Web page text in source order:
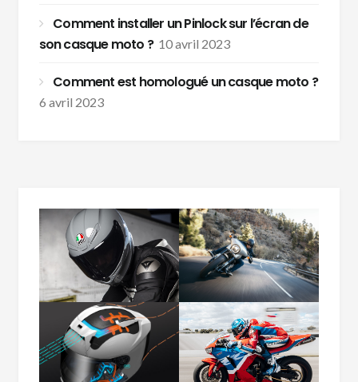
Comment installer un Pinlock sur l’écran de
son casque moto ? 10 avril 2023
Comment est homologué un casque moto ?
6 avril 2023